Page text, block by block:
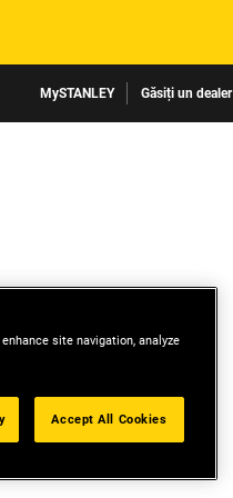
MySTANLEY Găsiți un dealer
site navigation, analyze
Accept All Cookies